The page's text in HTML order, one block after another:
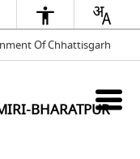
Of Chhattisgarh
BHARATPUR